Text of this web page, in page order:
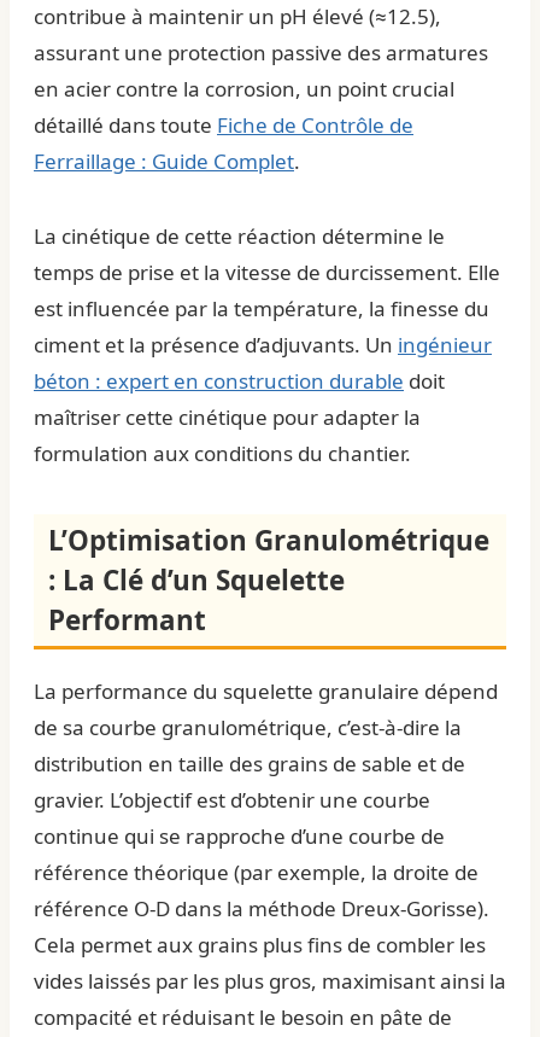
contribue à maintenir un pH élevé (≈12.5),
assurant une protection passive des armatures
en acier contre la corrosion, un point crucial
détaillé dans toute Fiche de Contrôle de
Ferraillage : Guide Complet.
La cinétique de cette réaction détermine le
temps de prise et la vitesse de durcissement. Elle
est influencée par la température, la finesse du
ciment et la présence d’adjuvants. Un ingénieur
béton : expert en construction durable doit
maîtriser cette cinétique pour adapter la
formulation aux conditions du chantier.
L’Optimisation Granulométrique
: La Clé d’un Squelette
Performant
La performance du squelette granulaire dépend
de sa courbe granulométrique, c’est-à-dire la
distribution en taille des grains de sable et de
gravier. L’objectif est d’obtenir une courbe
continue qui se rapproche d’une courbe de
référence théorique (par exemple, la droite de
référence O-D dans la méthode Dreux-Gorisse).
Cela permet aux grains plus fins de combler les
vides laissés par les plus gros, maximisant ainsi la
compacité et réduisant le besoin en pâte de